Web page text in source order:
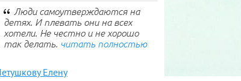
Люди самоутверждаются на
детях. И плевать они на всех
хотели. Не честно и не хорошо
так делать. читать полностью
Елену